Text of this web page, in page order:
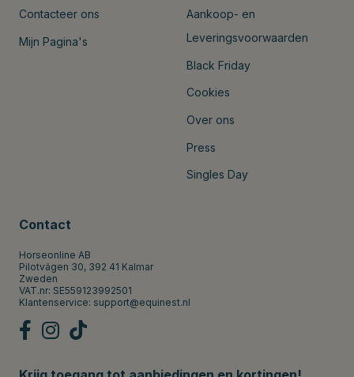
Contacteer ons
Mijn Pagina's
Aankoop- en
Leveringsvoorwaarden
Black Friday
Cookies
Over ons
Press
Singles Day
Contact
Horseonline AB
Pilotvägen 30, 392 41 Kalmar
Zweden
VAT.nr: SE559123992501
Klantenservice: support@equinest.nl